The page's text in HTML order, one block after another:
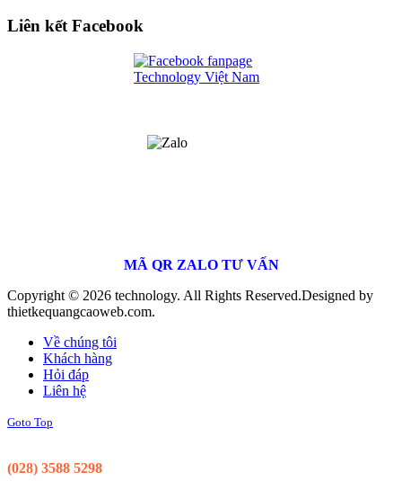
Liên kết Facebook
MÃ QR ZALO TƯ VẤN
Copyright © 2026 technology. All Rights Reserved.Designed by
thietkequangcaoweb.com.
Về chúng tôi
Khách hàng
Hỏi đáp
Liên hệ
Goto Top
(028) 3588 5298